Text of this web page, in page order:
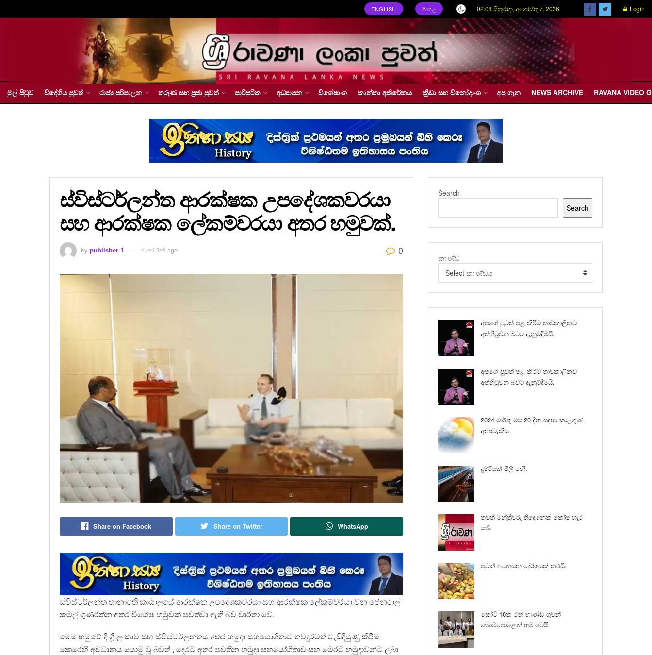
ENGLISH සිංහල 02:08 සිකුරාදා, අගෝස්තු 7, 2026 Login
මුල් පිටුව විදේශීය පුවත් රාජ්‍ය පරිපාලන තරුණ සහ ප්‍රජා පුවත් පාරිසරික අධ්‍යාපන විශේෂාංග කාන්තා අතිරේකය ක්‍රීඩා සහ විනෝදාංශ අප ගැන NEWS ARCHIVE RAVANA VIDEO
ස්විස්ටර්ලන්ත ආරක්ෂක උපදේශකවරයා
සහ ආරක්ෂක ලේකම්වරයා අතර හමුවක්.
by publisher 1 වසර 3ක් ago 0
Share on Facebook Share on Twitter WhatsApp
ස්විස්ටර්ලන්ත තානාපති කාර්‍යාලයේ ආරක්ෂක උපදේශකවරයා සහ ආරක්ෂක ලේකම්වරයා වන ජෙනරාල්
කමල් ගුණරත්න අතර විශේෂ හමුවක් පවත්වා ඇති බව වාර්තා වේ.
මෙම හමුවේ දී ශ්‍රී ලංකාව සහ ස්විස්ටර්ලන්තය අතර හමුදා සහයෝගීතාව තවදුරටත් වැඩිදියුණු කිරීම
කෙරෙහි අවධානය යොමු වූ බවත් , දෙරට අතර පවතින හමුදා සහයෝගීතාව සහ මෙරට හමුදාවන්ට ලබා
Search
Search
කාණ්ඩ
Select කාණ්ඩය
අපගේ පුවත් පළ කිරීම තාවකාලිකව
අත්හිටුවන බවට දැනුම්දීමයි.
අපගේ පුවත් පළ කිරීම තාවකාලිකව
අත්හිටුවන බවට දැනුම්දීමයි.
2024 මාර්තු මස 20 දින සඳහා කාලගුණ
අනාවැකිය
දුම්රියක් පීලි පනී.
තවත් මන්ත්‍රීවරු තිදෙනෙක් කෝප් හැර
යති.
පුවක් අපනයන බෝගයක් කරයි.
කෝටි 10ක රන් භාණ්ඩ ගුවන්
තොටුපොළෙන් හමු වෙයි.